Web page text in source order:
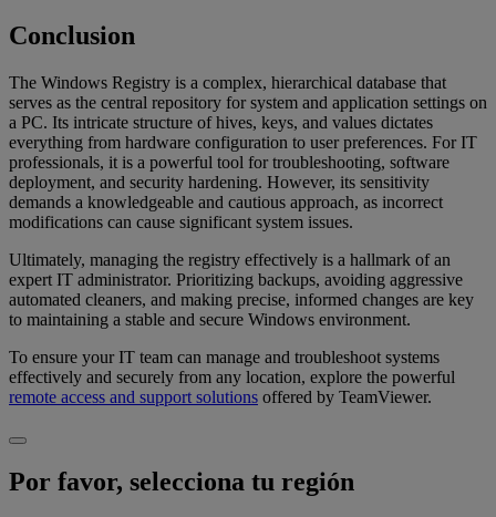
Conclusion
The Windows Registry is a complex, hierarchical database that
serves as the central repository for system and application settings on
a PC. Its intricate structure of hives, keys, and values dictates
everything from hardware configuration to user preferences. For IT
professionals, it is a powerful tool for troubleshooting, software
deployment, and security hardening. However, its sensitivity
demands a knowledgeable and cautious approach, as incorrect
modifications can cause significant system issues.
Ultimately, managing the registry effectively is a hallmark of an
expert IT administrator. Prioritizing backups, avoiding aggressive
automated cleaners, and making precise, informed changes are key
to maintaining a stable and secure Windows environment.
To ensure your IT team can manage and troubleshoot systems
effectively and securely from any location, explore the powerful
remote access and support solutions offered by TeamViewer.
Por favor, selecciona tu región